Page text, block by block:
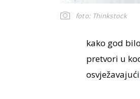
foto: Thinkstock
kako god
pretvori u
osvježavajući